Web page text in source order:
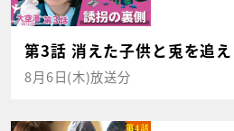
第3話 消えた子供と兎を追え
8月6日(木)放送分